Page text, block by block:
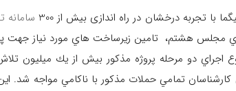
با تجربه درخشان در راه اندازی بیش از 300
اي مجلس هشتم، تامين زيرساخت هاي مورد نياز جهت
دو مرحله پروژه مذكور بيش از يك ميليون
تمامي حملات مذكور با ناكامي مواجه شد.